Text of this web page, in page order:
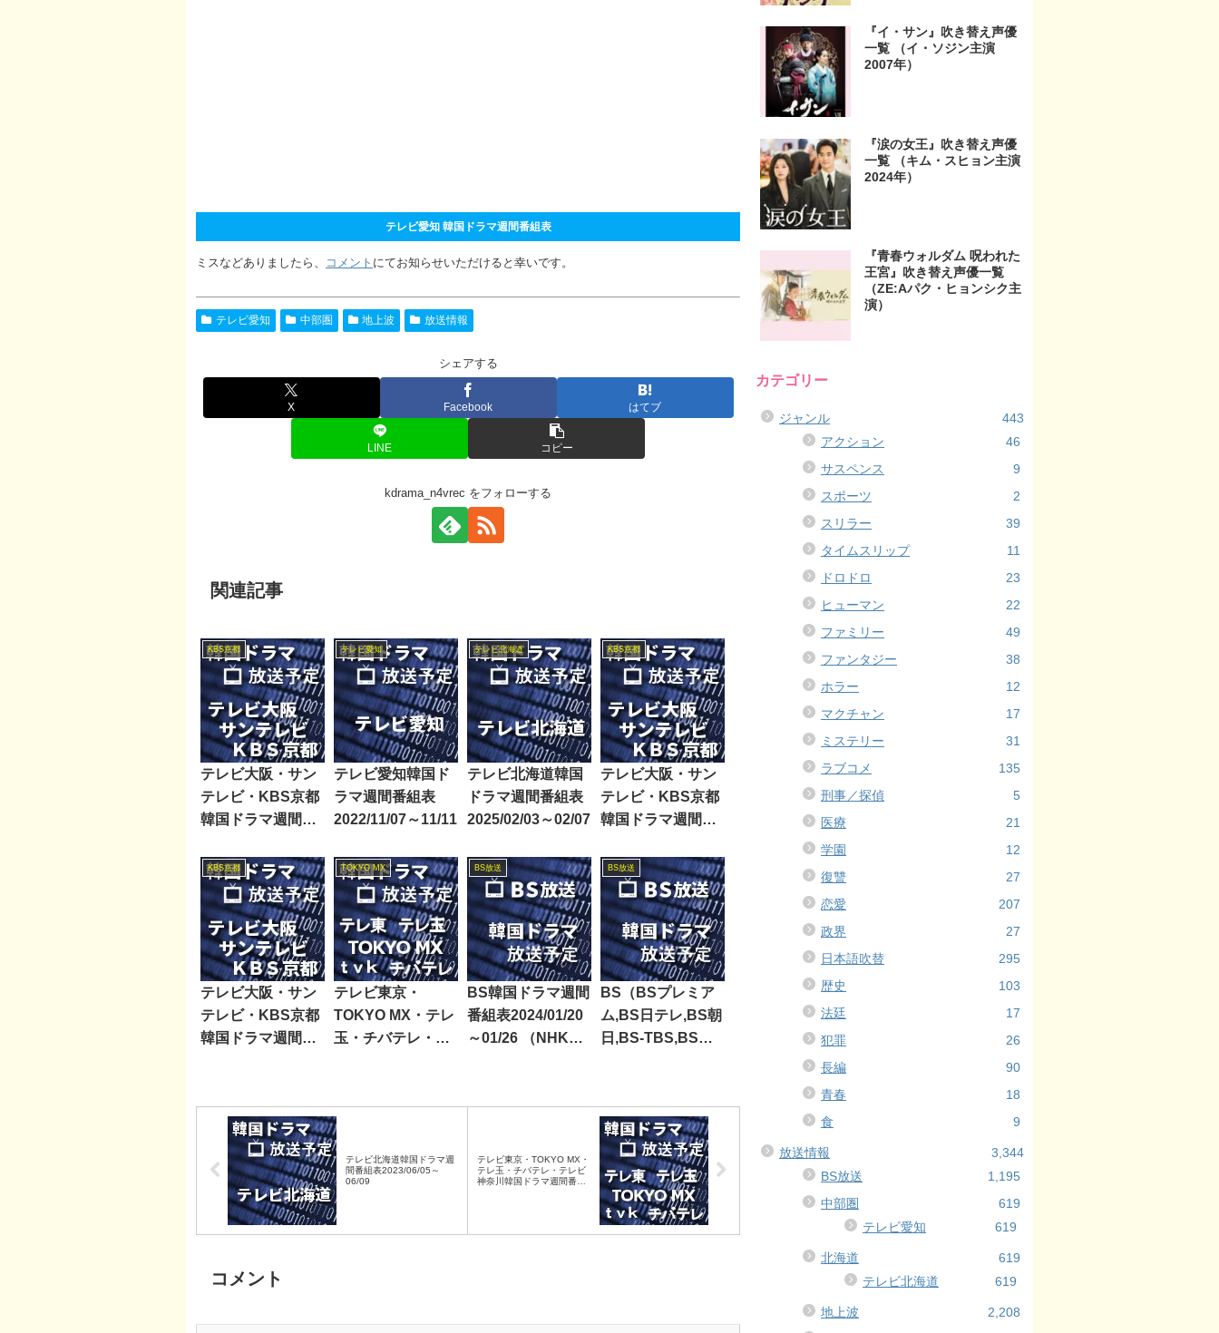
テレビ愛知 韓国ドラマ週間番組表
ミスなどありましたら、 コメント にてお知らせいただけると幸いです。
テレビ愛知 中部圏 地上波 放送情報
シェアする
X Facebook はてブ
LINE コピー
kdrama_n4vrec をフォローする
関連記事
KBS京都
テレビ大阪・サン
テレビ・KBS京都
韓国ドラマ週間番
11/06
テレビ愛知
テレビ愛知韓国ド
ラマ週間番組表
2022/11/07～11/11
テレビ北海道
テレビ北海道韓国
ドラマ週間番組表
2025/02/03～02/07
KBS京都
テレビ大阪・サン
テレビ・KBS京都
韓国ドラマ週間番
08/09
KBS京都
テレビ大阪・サン
テレビ・KBS京都
韓国ドラマ週間番
TOKYO MX
テレビ東京・
TOKYO MX・テレ
玉・チバテレ・テ
2023/03/25～03/31
BS放送
BS韓国ドラマ週間
番組表2024/01/20
～01/26 （NHK
TBS・BSテレ東・
BS放送
BS（BSプレミア
ム,BS日テレ,BS朝
日,BS-TBS,BSジ
の韓国ドラマ放送
予定
テレビ北海道韓国ドラマ週
間番組表2023/06/05～
06/09
テレビ東京・TOKYO MX・
テレ玉・チバテレ・テレビ
神奈川韓国ドラマ週間番組
コメント
『イ・サン』吹き替え声優
一覧 （イ・ソジン主演
2007年）
『涙の女王』吹き替え声優
一覧 （キム・スヒョン主演
2024年）
『青春ウォルダム 呪われた
王宮』吹き替え声優一覧
（ZE:Aパク・ヒョンシク主
演）
カテゴリー
ジャンル
443
アクション
46
サスペンス
9
スポーツ
2
スリラー
39
タイムスリップ
11
ドロドロ
23
ヒューマン
22
ファミリー
49
ファンタジー
38
ホラー
12
マクチャン
17
ミステリー
31
ラブコメ
135
刑事／探偵
5
医療
21
学園
12
復讐
27
恋愛
207
政界
27
日本語吹替
295
歴史
103
法廷
17
犯罪
26
長編
90
青春
18
食
9
放送情報
3,344
BS放送
1,195
中部圏
619
テレビ愛知
619
北海道
619
テレビ北海道
619
地上波
2,208